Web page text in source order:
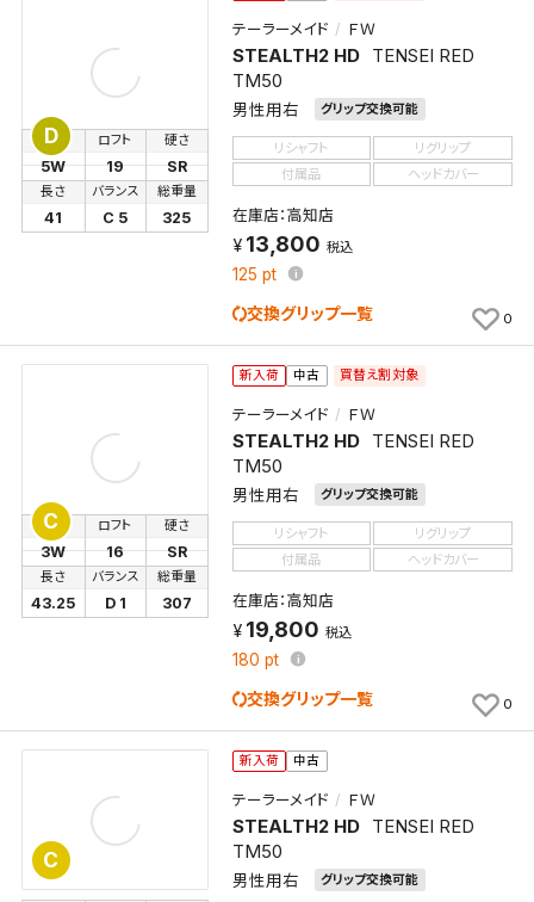
D
テーラーメイド ＦＷ
STEALTH2 HD
TENSEI RED
TM50
男性用右 グリップ交換可能
番手
5W
ロフト
19
硬さ
SR
長さ
41
バランス
C 5
総重量
325
リシャフト
リグリップ
付属品
ヘッドカバー
在庫店：高知店
13,800 税込
125 pt
交換グリップ一覧 0
C
新入荷 中古 買替え割対象
テーラーメイド ＦＷ
STEALTH2 HD
TENSEI RED
TM50
男性用右 グリップ交換可能
番手
3W
ロフト
16
硬さ
SR
長さ
43.25
バランス
D 1
総重量
307
リシャフト
リグリップ
付属品
ヘッドカバー
在庫店：高知店
19,800 税込
180 pt
交換グリップ一覧 0
C
新入荷 中古
テーラーメイド ＦＷ
STEALTH2 HD
TENSEI RED
TM50
男性用右 グリップ交換可能